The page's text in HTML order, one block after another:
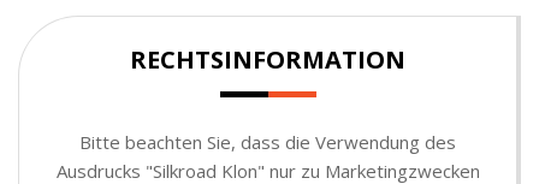
RECHTSINFORMATION
Bitte beachten Sie, dass die Verwendung des
Ausdrucks "Silkroad Klon" nur zu Marketingzwecken